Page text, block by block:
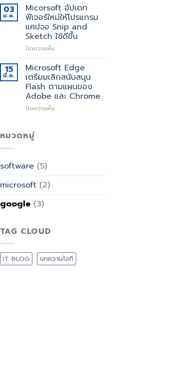
มา
สิบ
ปี
ส่วน
ที่
ไม่
นิยม
ใช้
ออก!
Hire
เครื่อง
มือ
ช่วย
รับ
สมัคร
ของ
Google
เตรียม
ปิด
ให้
บริการ
03
ม.ค.
Micorsoft อัปเดท
ฟีเจอร์ใหม่ให้โปรแกรม
แคปจอ Snip and
Sketch ใช้ดีขึ้น
ปิดความเห็นบน
อัป
เดท
ฟีเจอร์
ใหม่
ให้
โปร
15
มี.ค.
Microsoft Edge
เตรียมเลิกสนับสนุน
Flash ตามแผนของ
Adobe และ Chrome
ปิดความเห็นบน
หมวดหมู่
software(5)
microsoft(2)
google(3)
TAG CLOUD
IT BLOG บทความไอที